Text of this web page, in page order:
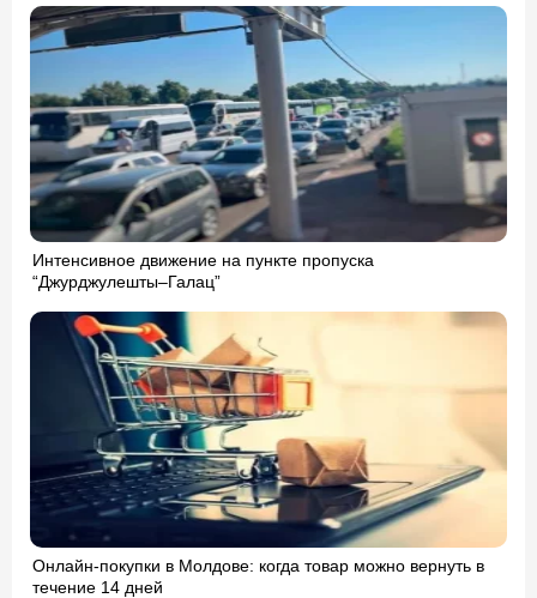
Интенсивное движение на пункте пропуска
“Джурджулешты–Галац”
Онлайн-покупки в Молдове: когда товар можно вернуть в
течение 14 дней